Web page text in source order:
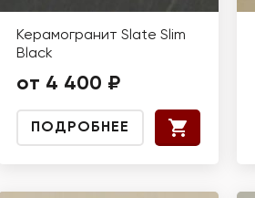
Керамогранит Slate Slim
Black
от 4 400 ₽
ПОДРОБНЕЕ